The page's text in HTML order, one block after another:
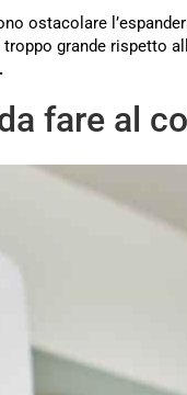
ostacolare
grande rispetto
fare al